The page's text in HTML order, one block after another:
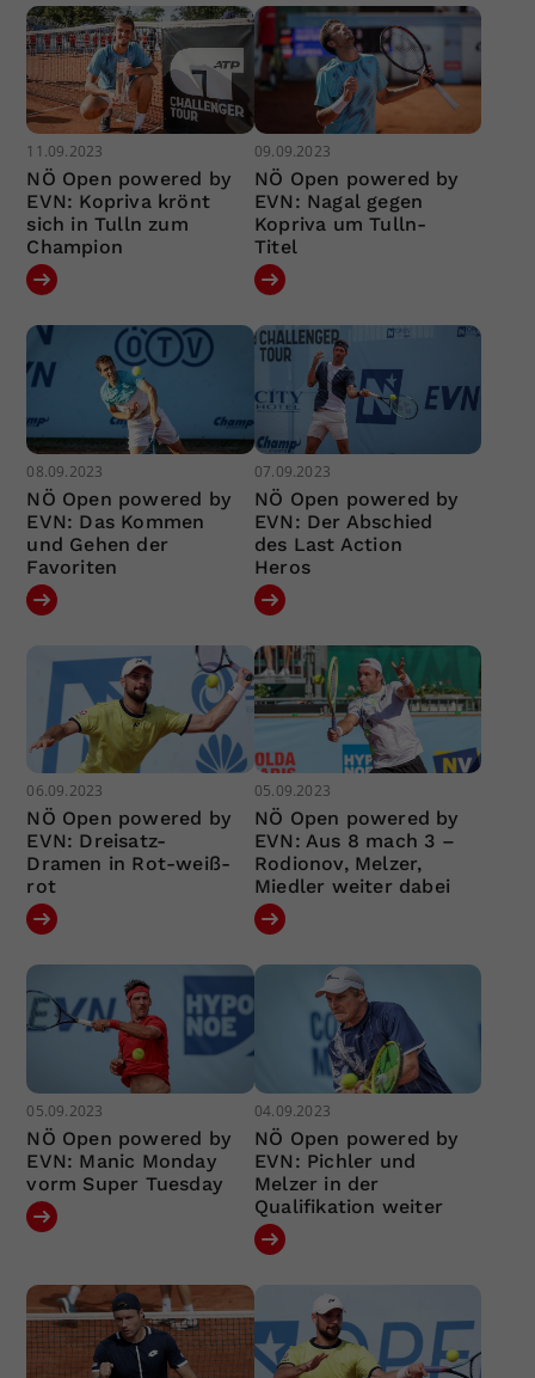
11.09.2023
NÖ Open powered by
EVN: Kopriva krönt
sich in Tulln zum
Champion
09.09.2023
NÖ Open powered by
EVN: Nagal gegen
Kopriva um Tulln-
Titel
08.09.2023
NÖ Open powered by
EVN: Das Kommen
und Gehen der
Favoriten
07.09.2023
NÖ Open powered by
EVN: Der Abschied
des Last Action
Heros
06.09.2023
NÖ Open powered by
EVN: Dreisatz-
Dramen in Rot-weiß-
rot
05.09.2023
NÖ Open powered by
EVN: Aus 8 mach 3 –
Rodionov, Melzer,
Miedler weiter dabei
05.09.2023
NÖ Open powered by
EVN: Manic Monday
vorm Super Tuesday
04.09.2023
NÖ Open powered by
EVN: Pichler und
Melzer in der
Qualifikation weiter